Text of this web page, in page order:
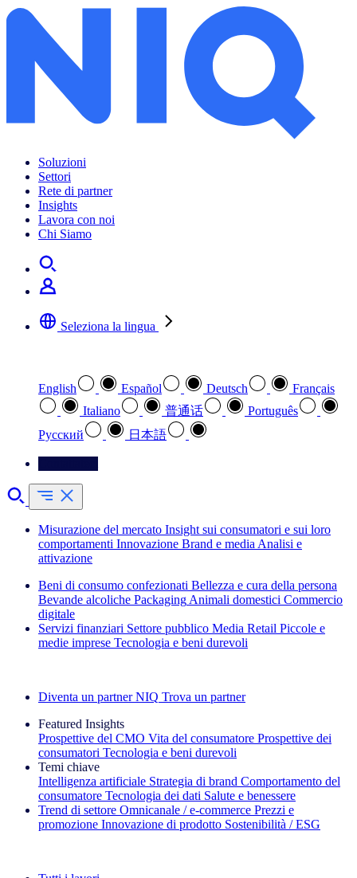
Soluzioni
Settori
Rete di partner
Insights
Lavora con noi
Chi Siamo
Seleziona la lingua
English Español Deutsch
Français
Italiano
普通话
Português
Pусский
日本語
Misurazione del mercato Insight sui consumatori e sui loro
comportamenti Innovazione Brand e media Analisi e
attivazione
Beni di consumo confezionati Bellezza e cura della persona
Bevande alcoliche Packaging Animali domestici Commercio
digitale
Servizi finanziari Settore pubblico Media Retail Piccole e
medie imprese Tecnologia e beni durevoli
Diventa un partner NIQ Trova un partner
Featured Insights
Prospettive del CMO Vita del consumatore Prospettive dei
consumatori Tecnologia e beni durevoli
Temi chiave
Intelligenza artificiale Strategia di brand Comportamento del
consumatore Tecnologia dei dati Salute e benessere
Trend di settore Omnicanale / e‑commerce Prezzi e
promozione Innovazione di prodotto Sostenibilità / ESG